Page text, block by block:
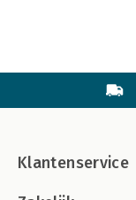
Klantenservice